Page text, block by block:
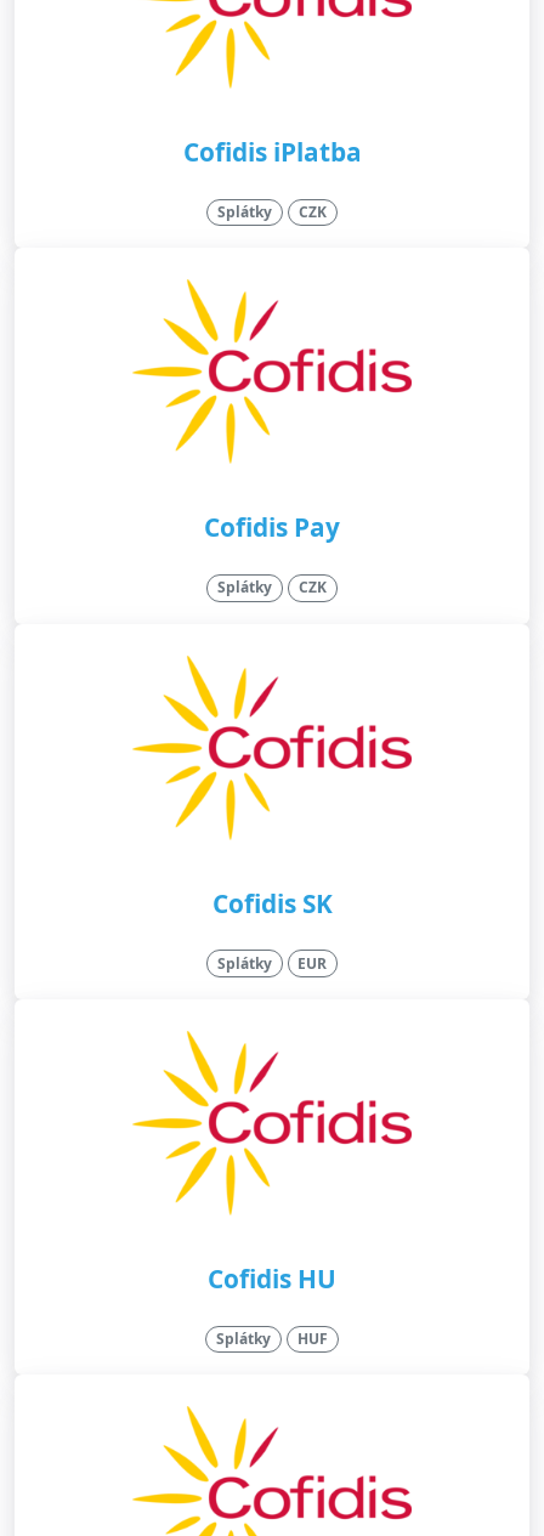
Cofidis iPlatba
Splátky CZK
Cofidis Pay
Splátky CZK
Cofidis SK
Splátky EUR
Cofidis HU
Splátky HUF